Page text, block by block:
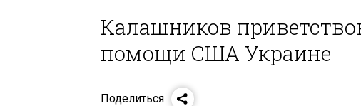
Калашников
помощи США Украине
Поделиться